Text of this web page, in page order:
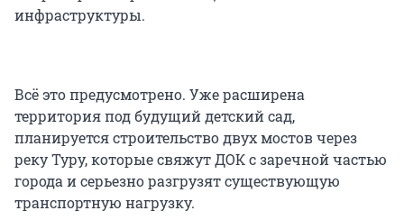
инфраструктуры.
Всё это предусмотрено. Уже расширена
территория под будущий детский сад,
планируется строительство двух мостов через
реку Туру, которые свяжут ДОК с заречной частью
города и серьезно разгрузят существующую
транспортную нагрузку.